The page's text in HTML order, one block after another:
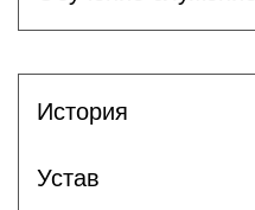
История
Устав